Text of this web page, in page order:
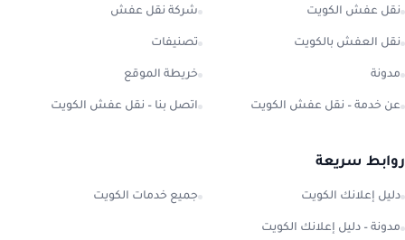
نقل عفش الكويت شركة نقل عفش
نقل العفش بالكويت تصنيفات
مدونة خريطة الموقع
عن خدمة – نقل عفش الكويت اتصل بنا – نقل عفش الكويت
روابط سريعة
دليل إعلانك الكويت جميع خدمات الكويت
مدونة – دليل إعلانك الكويت